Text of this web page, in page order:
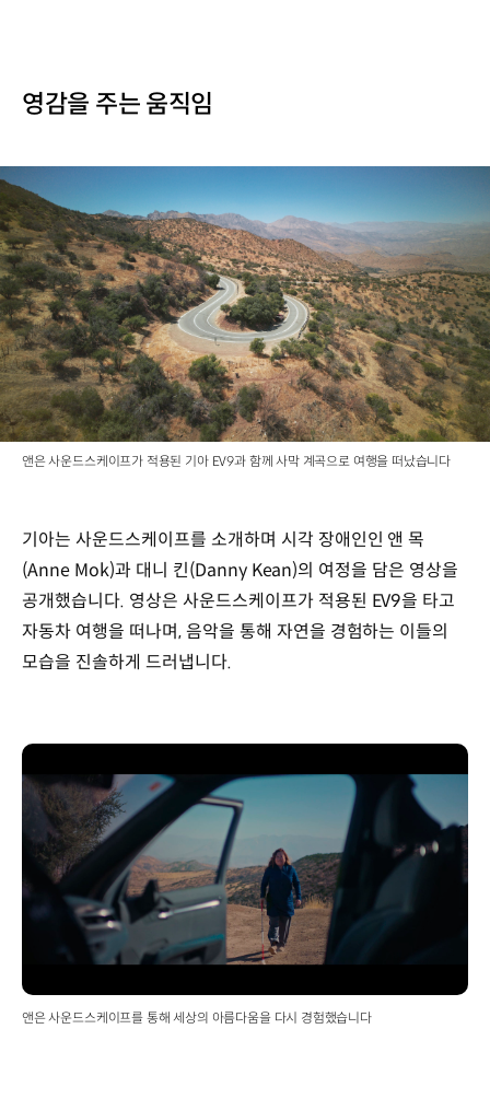
영감을 주는 움직임
앤은 사운드스케이프가 적용된 기아 EV9과 함께 사막 계곡으로 여행을 떠났습니다
기아는 사운드스케이프를 소개하며 시각 장애인인 앤 목
(Anne Mok)과 대니 킨(Danny Kean)의 여정을 담은 영상을
공개했습니다. 영상은 사운드스케이프가 적용된 EV9을 타고
자동차 여행을 떠나며, 음악을 통해 자연을 경험하는 이들의
모습을 진솔하게 드러냅니다.
앤은 사운드스케이프를 통해 세상의 아름다움을 다시 경험했습니다